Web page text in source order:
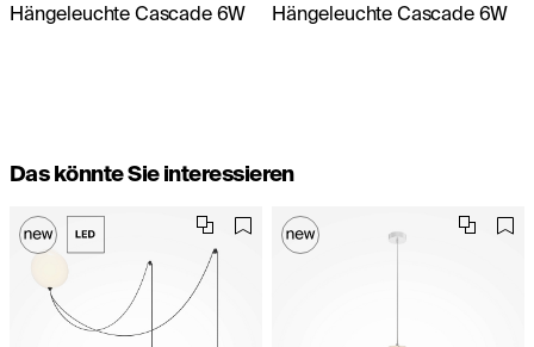
Hängeleuchte Cascade 6W Hängeleuchte Cascade 6W
Das könnte Sie interessieren